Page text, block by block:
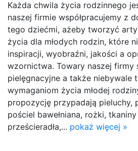
Każda chwila życia rodzinnego
naszej firmie współpracujemy z
tego dziećmi, ażeby tworzyć
życia dla młodych rodzin, które
inspiracji, wyobraźni, jakości a
wzornictwa. Towary naszej firmy
pielęgnacyjne a także niebywale
wymaganiom życia młodej
propozycję przypadają pieluchy,
pościel bawełniana, rożki, tkaniny
prześcieradła,... pokaż więcej »